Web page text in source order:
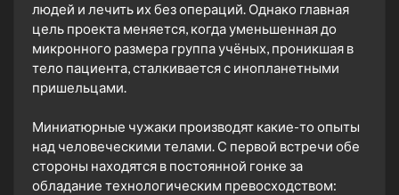
людей и лечить их без операций. Однако главная
цель проекта меняется, когда уменьшенная до
микронного размера группа учёных, проникшая в
тело пациента, сталкивается с инопланетными
пришельцами.
Миниатюрные чужаки производят какие-то опыты
над человеческими телами. С первой встречи обе
стороны находятся в постоянной гонке за
обладание технологическим превосходством: